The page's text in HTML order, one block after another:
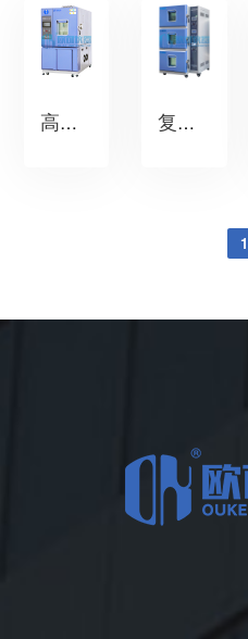
高低温交变试验箱 复叠式高低温试验箱
1